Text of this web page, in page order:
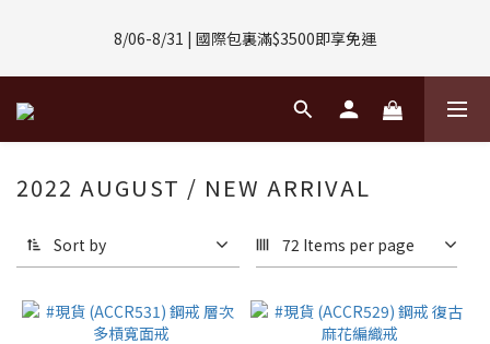
(數量有限售完不補)
8/06-8/31 | 國際包裏滿$3500即享免運
8/08-8/10 | 全館任選3件 贈 $188購物金
8/01-8/31 | 任選2件CUBOX正價商品 贈【威靈頓 / 波士頓墨鏡】
(數量有限售完不補)
2022 AUGUST / NEW ARRIVAL
Sort by 72 Items per page